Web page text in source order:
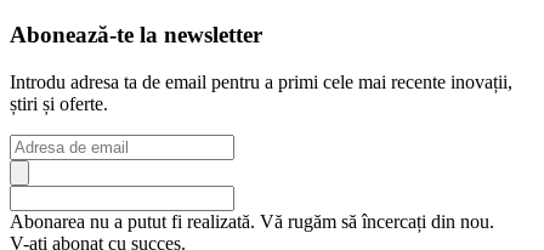
Abonează-te la newsletter
Introdu adresa ta de email pentru a primi cele mai recente inovații,
știri și oferte.
Abonarea nu a putut fi realizată. Vă rugăm să încercați din nou.
V-ați abonat cu succes.